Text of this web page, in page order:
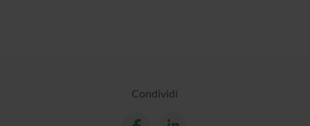
Condividi